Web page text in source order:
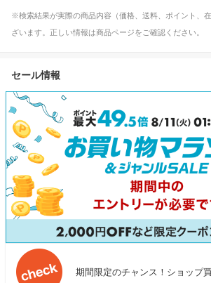
※検索結果が実際の商品内容（価格、送料、ポイント、
ざいます。正しい情報は商品ページをご確認ください。
セール情報
期間限定のチャンス！ショップ